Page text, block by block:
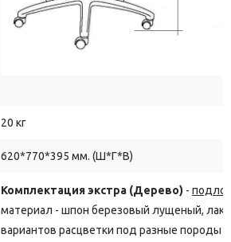
20 кг
620*770*395 мм. (Ш*Г*В)
Комплектация экстра (Дерево) -
материал - шпон березовый лущеный,
вариантов расцветки под разные породы